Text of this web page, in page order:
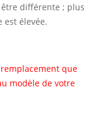
différente ; plus
est élevée.
que
modèle de votre